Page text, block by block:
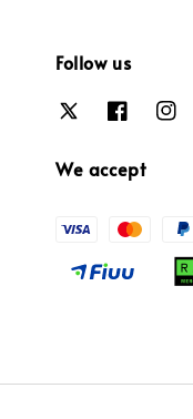
Follow us
We accept